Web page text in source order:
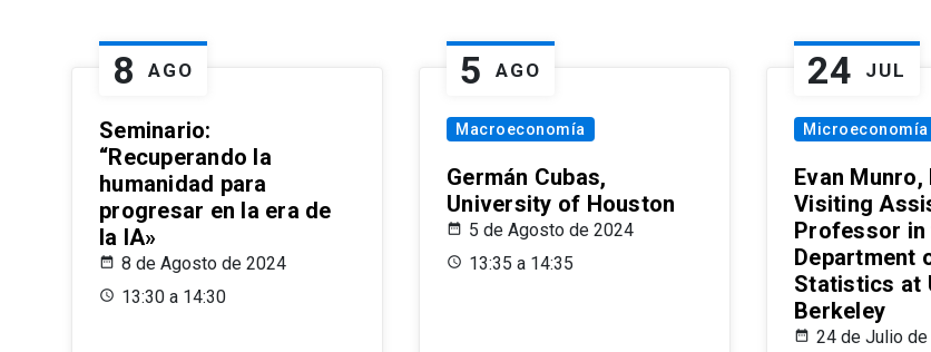
8 AGO
Seminario:
“Recuperando la
humanidad para
progresar en la era de
la IA»
8 de Agosto de 2024
13:30 a 14:30
5 AGO
Macroeconomía
Germán Cubas,
University of Houston
5 de Agosto de 2024
13:35 a 14:35
24 JUL
Evan Munro,
Visiting
Professor in
Department
Statistics at
Berkeley
24 de Julio